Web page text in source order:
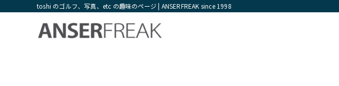
toshi のゴルフ、写真、etc の趣味のページ | ANSERFREAK since 1998